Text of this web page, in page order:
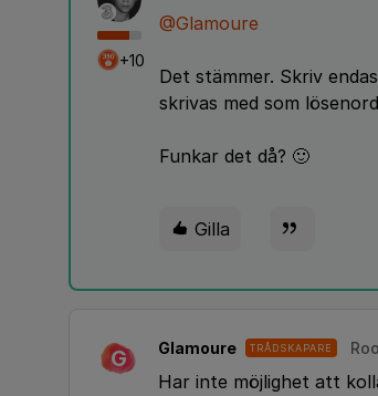
+10
@Glamoure
Det stämmer. Skriv
skrivas med som
Funkar det då? 🙂
Gilla
G Glamoure TRÅDSKAPARE
Har inte möjlighet att